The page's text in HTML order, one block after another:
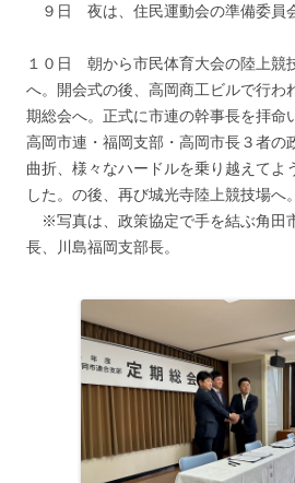
９日 夜は、住民運動会の準備委員
１０日 朝から市民体育大会の陸上競
へ。開会式の後、高岡商工ビルで行わ
期総会へ。正式に市連の幹事長を拝命
高岡市連・福岡支部・高岡市長３者の
曲折、様々なハードルを乗り越えてよ
した。の後、再び城光寺陸上競技場へ。
※写真は、政策協定で手を結ぶ角田
長、川島福岡支部長。